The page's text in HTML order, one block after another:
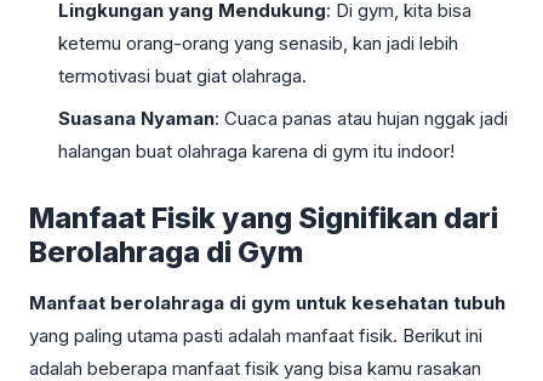
Lingkungan yang Mendukung: Di gym, kita bisa
ketemu orang-orang yang senasib, kan jadi lebih
termotivasi buat giat olahraga.
Suasana Nyaman: Cuaca panas atau hujan nggak jadi
halangan buat olahraga karena di gym itu indoor!
Manfaat Fisik yang Signifikan dari
Berolahraga di Gym
Manfaat berolahraga di gym untuk kesehatan tubuh
yang paling utama pasti adalah manfaat fisik. Berikut ini
adalah beberapa manfaat fisik yang bisa kamu rasakan